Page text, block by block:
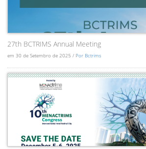
27th BCTRIMS Annual Meeting
em 30 de Setembro de 2025 / Por Bctrims